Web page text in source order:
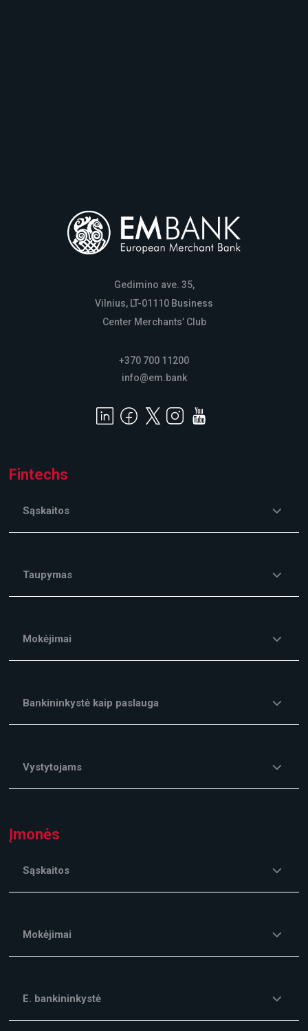
Gedimino ave. 35,
Vilnius, LT-01110 Business
Center Merchants’ Club
+370 700 11200
info@em.bank
Fintechs
Sąskaitos
Taupymas
Mokėjimai
Bankininkystė kaip paslauga
Vystytojams
Įmonės
Sąskaitos
Mokėjimai
E. bankininkystė